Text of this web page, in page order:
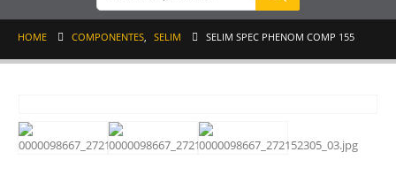
HOME COMPONENTES, SELIM SELIM SPEC PHENOM COMP 155